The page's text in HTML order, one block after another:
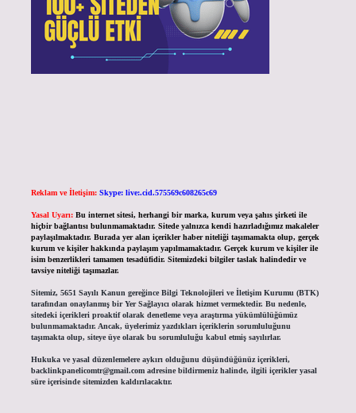
Reklam ve İletişim: Skype: live:.cid.575569c608265c69
Yasal Uyarı: Bu internet sitesi, herhangi bir marka, kurum veya şahıs şirketi ile
hiçbir bağlantısı bulunmamaktadır. Sitede yalnızca kendi hazırladığımız makaleler
paylaşılmaktadır. Burada yer alan içerikler haber niteliği taşımamakta olup, gerçek
kurum ve kişiler hakkında paylaşım yapılmamaktadır. Gerçek kurum ve kişiler ile
isim benzerlikleri tamamen tesadüfidir. Sitemizdeki bilgiler taslak halindedir ve
tavsiye niteliği taşımazlar.
Sitemiz, 5651 Sayılı Kanun gereğince Bilgi Teknolojileri ve İletişim Kurumu (BTK)
tarafından onaylanmış bir Yer Sağlayıcı olarak hizmet vermektedir. Bu nedenle,
sitedeki içerikleri proaktif olarak denetleme veya araştırma yükümlülüğümüz
bulunmamaktadır. Ancak, üyelerimiz yazdıkları içeriklerin sorumluluğunu
taşımakta olup, siteye üye olarak bu sorumluluğu kabul etmiş sayılırlar.
Hukuka ve yasal düzenlemelere aykırı olduğunu düşündüğünüz içerikleri,
backlinkpanelicomtr@gmail.comadresine bildirmeniz halinde, ilgili içerikler yasal
süre içerisinde sitemizden kaldırılacaktır.